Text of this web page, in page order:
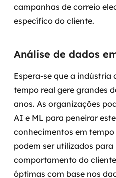
campanhas de correio
específico do cliente.
Análise de dados
Espera-se que a indústria
tempo real gere grandes
anos. As organizações
AI e ML para peneirar
conhecimentos em tempo
podem ser utilizados para
comportamento do
óptimas com base nos